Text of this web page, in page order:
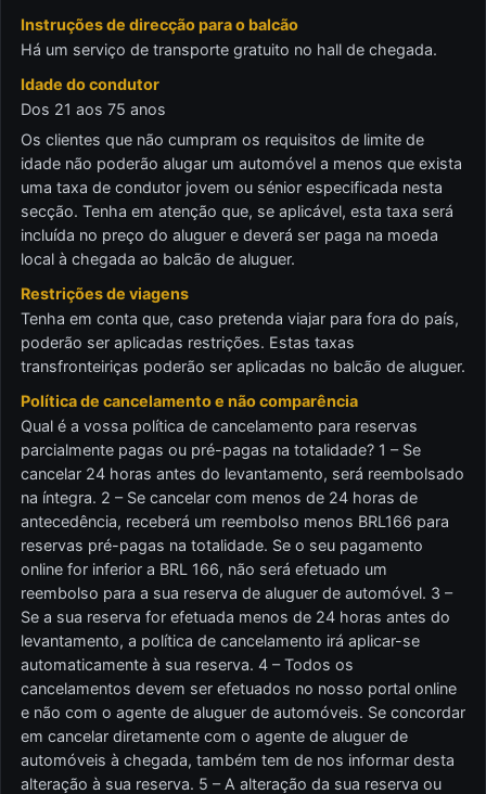
Instruções de direcção para o balcão
Há um serviço de transporte gratuito no hall de chegada.
Idade do condutor
Dos 21 aos 75 anos
Os clientes que não cumpram os requisitos de limite de
idade não poderão alugar um automóvel a menos que exista
uma taxa de condutor jovem ou sénior especificada nesta
secção. Tenha em atenção que, se aplicável, esta taxa será
incluída no preço do aluguer e deverá ser paga na moeda
local à chegada ao balcão de aluguer.
Restrições de viagens
Tenha em conta que, caso pretenda viajar para fora do país,
poderão ser aplicadas restrições. Estas taxas
transfronteiriças poderão ser aplicadas no balcão de aluguer.
Política de cancelamento e não comparência
Qual é a vossa política de cancelamento para reservas
parcialmente pagas ou pré-pagas na totalidade? 1 – Se
cancelar 24 horas antes do levantamento, será reembolsado
na íntegra. 2 – Se cancelar com menos de 24 horas de
antecedência, receberá um reembolso menos BRL166 para
reservas pré-pagas na totalidade. Se o seu pagamento
online for inferior a BRL 166, não será efetuado um
reembolso para a sua reserva de aluguer de automóvel. 3 –
Se a sua reserva for efetuada menos de 24 horas antes do
levantamento, a política de cancelamento irá aplicar-se
automaticamente à sua reserva. 4 – Todos os
cancelamentos devem ser efetuados no nosso portal online
e não com o agente de aluguer de automóveis. Se concordar
em cancelar diretamente com o agente de aluguer de
automóveis à chegada, também tem de nos informar desta
alteração à sua reserva. 5 – A alteração da sua reserva ou